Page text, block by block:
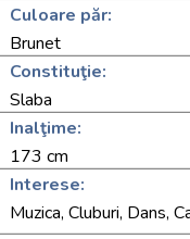
Culoare păr:
Brunet
Constituţie:
Slaba
Inalţime:
173 cm
Interese:
Muzica, Cluburi, Dans,